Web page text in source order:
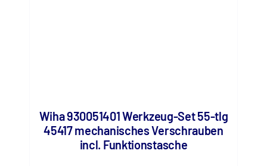
Wiha 930051401 Werkzeug-Set 55-tlg
45417 mechanisches Verschrauben
incl. Funktionstasche